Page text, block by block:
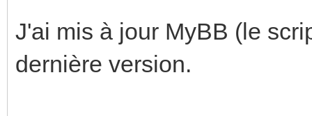
J'ai mis à jour MyBB (le
dernière version.